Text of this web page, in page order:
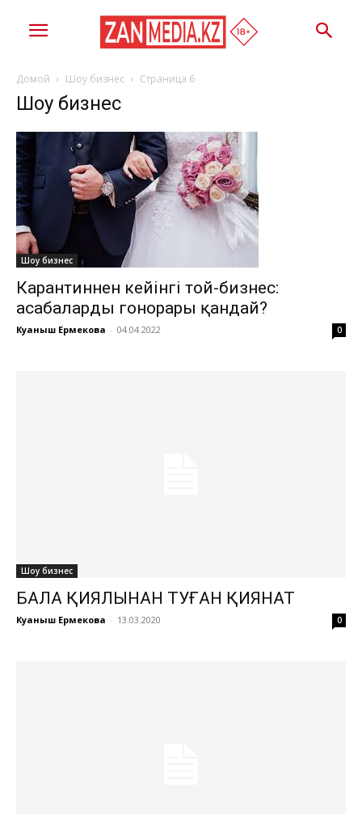
Домой Шоу бизнес Страница 6
Шоу бизнес
Шоу бизнес
Карантиннен кейінгі той-бизнес:
асабалардың гонорары қандай?
Куаныш Ермекова - 04.04.2022 0
Шоу бизнес
БАЛА ҚИЯЛЫНАН ТУҒАН ҚИЯНАТ
Куаныш Ермекова - 13.03.2020 0